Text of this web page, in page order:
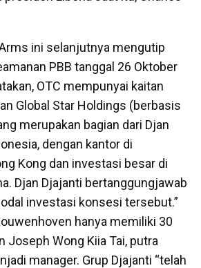
ini selanjutnya mengutip
PBB tanggal 26 Oktober
OTC mempunyai kaitan
Global Star Holdings (berbasis
merupakan bagian dari Djan
dengan kantor di
Kong dan investasi besar di
Djan Djajanti bertanggungjawab
investasi konsesi tersebut.”
hanya memiliki 30
Joseph Wong Kiia Tai, putra
manager. Grup Djajanti “telah